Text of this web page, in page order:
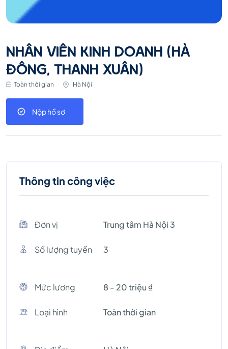
NHÂN VIÊN KINH DOANH (HÀ
ĐÔNG, THANH XUÂN)
Toàn thời gian Hà Nội
Nộp hồ sơ
Thông tin công việc
Đơn vị Trung tâm Hà Nội 3
Số lượng tuyền 3
Mức lương 8 - 20 triệu ₫
Loại hình Toàn thời gian